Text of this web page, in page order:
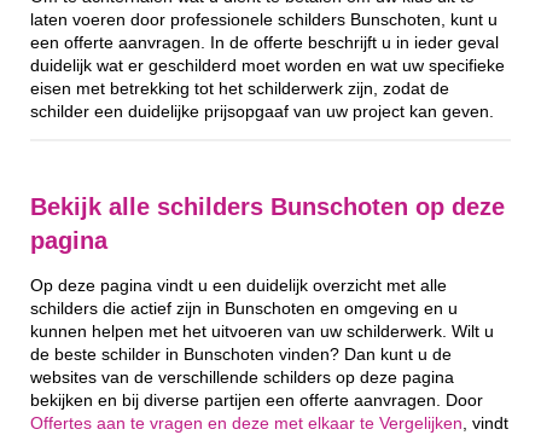
laten voeren door professionele schilders Bunschoten, kunt u
een offerte aanvragen. In de offerte beschrijft u in ieder geval
duidelijk wat er geschilderd moet worden en wat uw specifieke
eisen met betrekking tot het schilderwerk zijn, zodat de
schilder een duidelijke prijsopgaaf van uw project kan geven.
Bekijk alle schilders Bunschoten op deze
pagina
Op deze pagina vindt u een duidelijk overzicht met alle
schilders die actief zijn in Bunschoten en omgeving en u
kunnen helpen met het uitvoeren van uw schilderwerk. Wilt u
de beste schilder in Bunschoten vinden? Dan kunt u de
websites van de verschillende schilders op deze pagina
bekijken en bij diverse partijen een offerte aanvragen. Door
Offertes aan te vragen en deze met elkaar te Vergelijken , vindt